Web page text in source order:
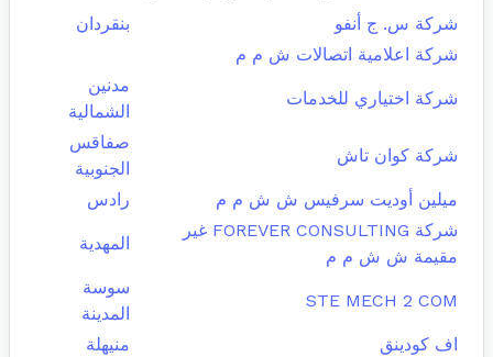
شركة س. ج أنفو
بنقردان
شركة اعلامية اتصالات ش م م
شركة اختياري للخدمات
مدنين
الشمالية
شركة كوان تاش
صفاقس
الجنوبية
ميلين أوديت سرفيس ش ش م م
رادس
شركة FOREVER CONSULTING غير
مقيمة ش ش م م
المهدية
STE MECH 2 COM
سوسة
المدينة
اف كودينق
منيهلة